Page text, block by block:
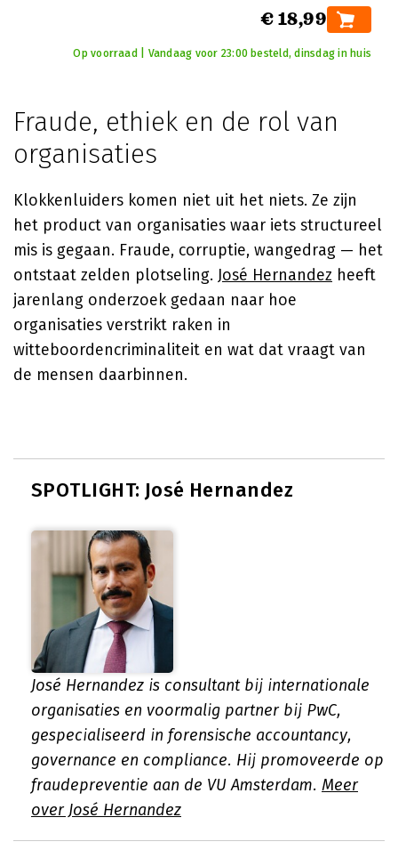
€ 18,99
Op voorraad | Vandaag voor 23:00 besteld, dinsdag in huis
Fraude, ethiek en de rol van
organisaties
Klokkenluiders komen niet uit het niets. Ze zijn
het product van organisaties waar iets structureel
mis is gegaan. Fraude, corruptie, wangedrag — het
ontstaat zelden plotseling. José Hernandez heeft
jarenlang onderzoek gedaan naar hoe
organisaties verstrikt raken in
witteboordencriminaliteit en wat dat vraagt van
de mensen daarbinnen.
SPOTLIGHT: José Hernandez
José Hernandez is consultant bij internationale
organisaties en voormalig partner bij PwC,
gespecialiseerd in forensische accountancy,
governance en compliance. Hij promoveerde op
fraudepreventie aan de VU Amsterdam. Meer
over José Hernandez